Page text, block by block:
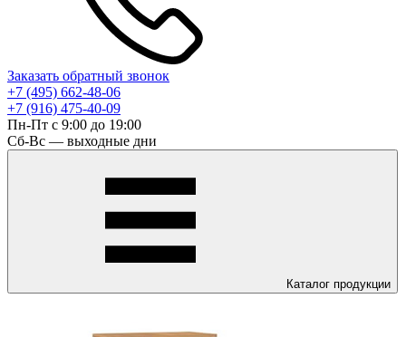
Заказать обратный звонок
+7 (495) 662-48-06
+7 (916) 475-40-09
Пн-Пт с 9:00 до 19:00
Сб-Вс — выходные дни
Каталог продукции